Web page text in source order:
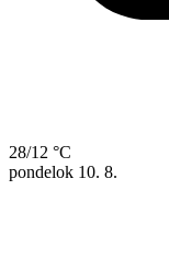
28/12 °C
pondelok 10. 8.